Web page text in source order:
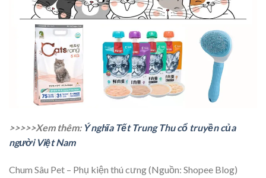
>>>>>Xem thêm: Ý nghĩa Tết Trung Thu cổ truyền của
người Việt Nam
Chum Sâu Pet – Phụ kiện thú cưng (Nguồn: Shopee Blog)